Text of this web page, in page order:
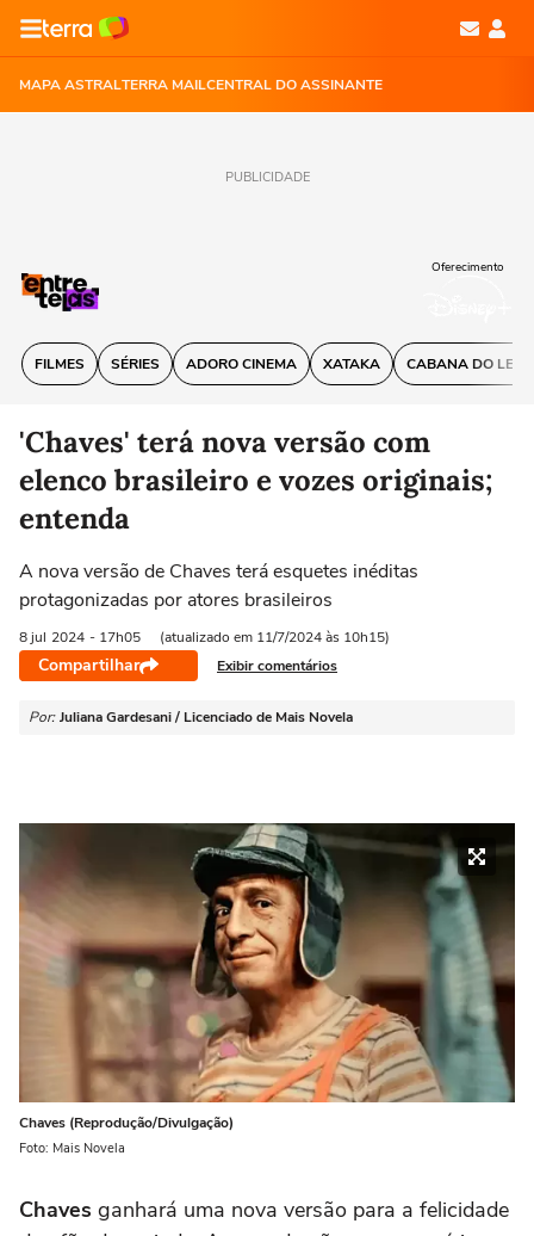
MAPA ASTRALTERRA MAILCENTRAL DO ASSINANTE
PUBLICIDADE
FILMES SÉRIES ADORO CINEMA XATAKA CABANA DO
Oferecimento
'Chaves' terá nova versão com
elenco brasileiro e vozes originais;
entenda
A nova versão de Chaves terá esquetes inéditas
protagonizadas por atores brasileiros
8 jul 2024 - 17h05 (atualizado em 11/7/2024 às 10h15)
Compartilhar Exibir comentários
Por: Juliana Gardesani / Licenciado de Mais Novela
Chaves (Reprodução/Divulgação)
Foto: Mais Novela
Chaves ganhará uma nova versão para a felicidade